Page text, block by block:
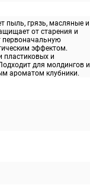
пыль, грязь, масляные и
от старения и
первоначальную
эффектом.
пластиковых и
для молдингов и
ароматом клубники.